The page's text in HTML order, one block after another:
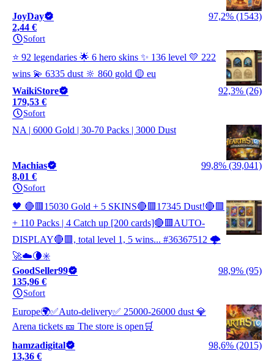
JoyDay
97,2% (1543)
2,44 €
Sofort
⭐ 92 legendaries 🌟 6 hero skins ✨ 136 level 💛 222
wins 💫 6335 dust 🔆 860 gold 🟡 eu
WaikiStore
92,3% (26)
179,53 €
Sofort
NA | 6000 Gold | 30-70 Packs | 3000 Dust
Machias
99,8% (39,041)
8,01 €
Sofort
🖤 🔴🟥15030 Gold + 5 SKINS🔴🟥17345 Dust!🔴🟥
+ 110 Packs | 4 Catch up [200 cards]🔴🟥AUTO-
DISPLAY🔴🟥, total level 1, 5 wins... #36367512 🌩️
🚀☁️🌘✳️
GoodSeller99
98,9% (95)
135,96 €
Sofort
Europe🌍✅Auto-delivery✅ 25000-26000 dust 💎
Arena tickets 🎫 The store is open🛒
hamzadigital
98,6% (2015)
13,36 €